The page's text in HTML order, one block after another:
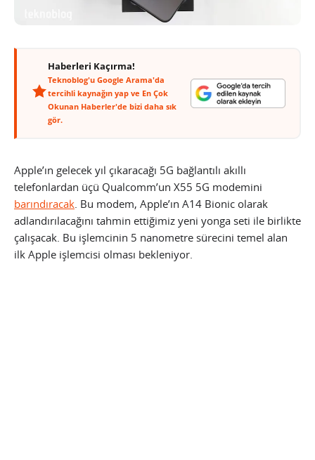
Haberleri Kaçırma!
Teknoblog'u Google Arama'da
tercihli kaynağın yap ve En Çok
Okunan Haberler'de bizi daha sık
gör.
Apple’ın gelecek yıl çıkaracağı 5G bağlantılı akıllı
telefonlardan üçü Qualcomm’un X55 5G modemini
barındıracak. Bu modem, Apple’ın A14 Bionic olarak
adlandırılacağını tahmin ettiğimiz yeni yonga seti ile birlikte
çalışacak. Bu işlemcinin 5 nanometre sürecini temel alan
ilk Apple işlemcisi olması bekleniyor.